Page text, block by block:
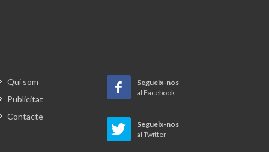
Qui som
Publicitat
Contacte
Segueix-nos
al Facebook
Segueix-nos
al Twitter